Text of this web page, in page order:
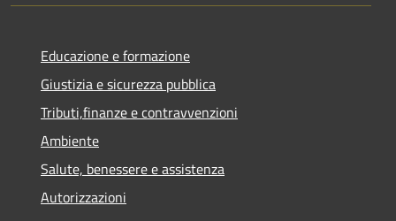
Educazione e formazione
Giustizia e sicurezza pubblica
Tributi,finanze e contravvenzioni
Ambiente
Salute, benessere e assistenza
Autorizzazioni